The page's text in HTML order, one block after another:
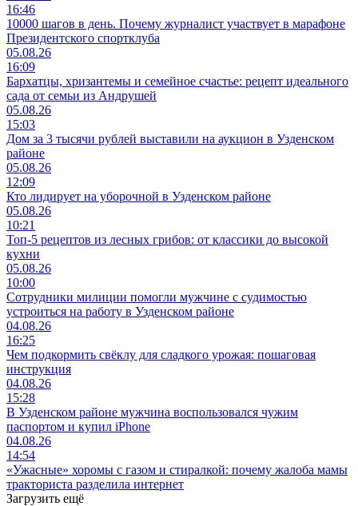
16:46
10000 шагов в день. Почему журналист участвует в марафоне
Президентского спортклуба
05.08.26
16:09
Бархатцы, хризантемы и семейное счастье: рецепт идеального
сада от семьи из Андрушей
05.08.26
15:03
Дом за 3 тысячи рублей выставили на аукцион в Узденском
районе
05.08.26
12:09
Кто лидирует на уборочной в Узденском районе
05.08.26
10:21
Топ-5 рецептов из лесных грибов: от классики до высокой
кухни
05.08.26
10:00
Сотрудники милиции помогли мужчине с судимостью
устроиться на работу в Узденском районе
04.08.26
16:25
Чем подкормить свёклу для сладкого урожая: пошаговая
инструкция
04.08.26
15:28
В Узденском районе мужчина воспользовался чужим
паспортом и купил iPhone
04.08.26
14:54
«Ужасные» хоромы с газом и стиралкой: почему жалоба мамы
тракториста разделила интернет
Загрузить ещё